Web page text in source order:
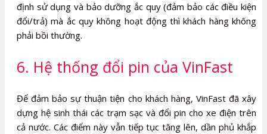
định sử dụng và bảo dưỡng ắc quy (đảm bảo các điều kiện
đổi/trả) mà ắc quy không hoạt động thì khách hàng không
phải bồi thường.
6. Hệ thống đổi pin của VinFast
Để đảm bảo sự thuận tiện cho khách hàng, VinFast đã xây
dựng hệ sinh thái các trạm sạc và đổi pin cho xe điện trên
cả nước. Các điểm này vẫn tiếp tục tăng lên, dần phủ khắp